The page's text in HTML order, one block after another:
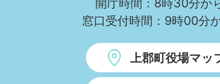
開庁時間：8時30分か
窓口受付時間：9時00分
上郡町役場マッ